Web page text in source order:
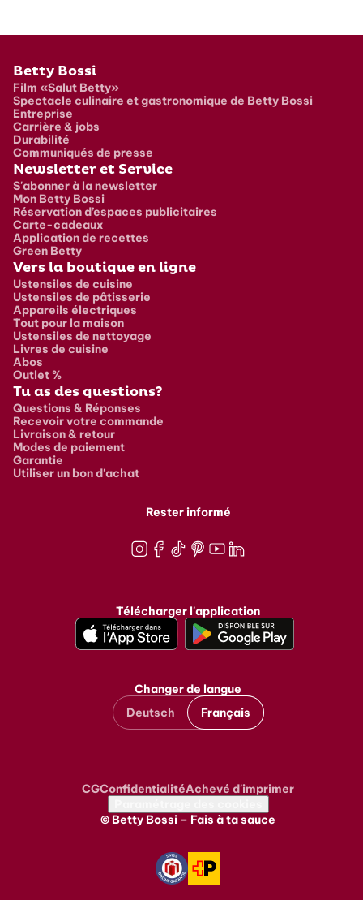
Pied de page
Betty Bossi
Film «Salut Betty»
Spectacle culinaire et gastronomique de Betty Bossi
Entreprise
Carrière & jobs
Durabilité
Communiqués de presse
Newsletter et Service
S'abonner à la newsletter
Mon Betty Bossi
Réservation d’espaces publicitaires
Carte-cadeaux
Application de recettes
Green Betty
Vers la boutique en ligne
Ustensiles de cuisine
Ustensiles de pâtisserie
Appareils électriques
Tout pour la maison
Ustensiles de nettoyage
Livres de cuisine
Abos
Outlet %
Tu as des questions?
Questions & Réponses
Recevoir votre commande
Livraison & retour
Modes de paiement
Garantie
Utiliser un bon d'achat
Rester informé
Télécharger l'application
Changer de langue
Deutsch
Français
Metanavigation
CGConfidentialitéAchevé d'imprimer
© Betty Bossi – Fais à ta sauce